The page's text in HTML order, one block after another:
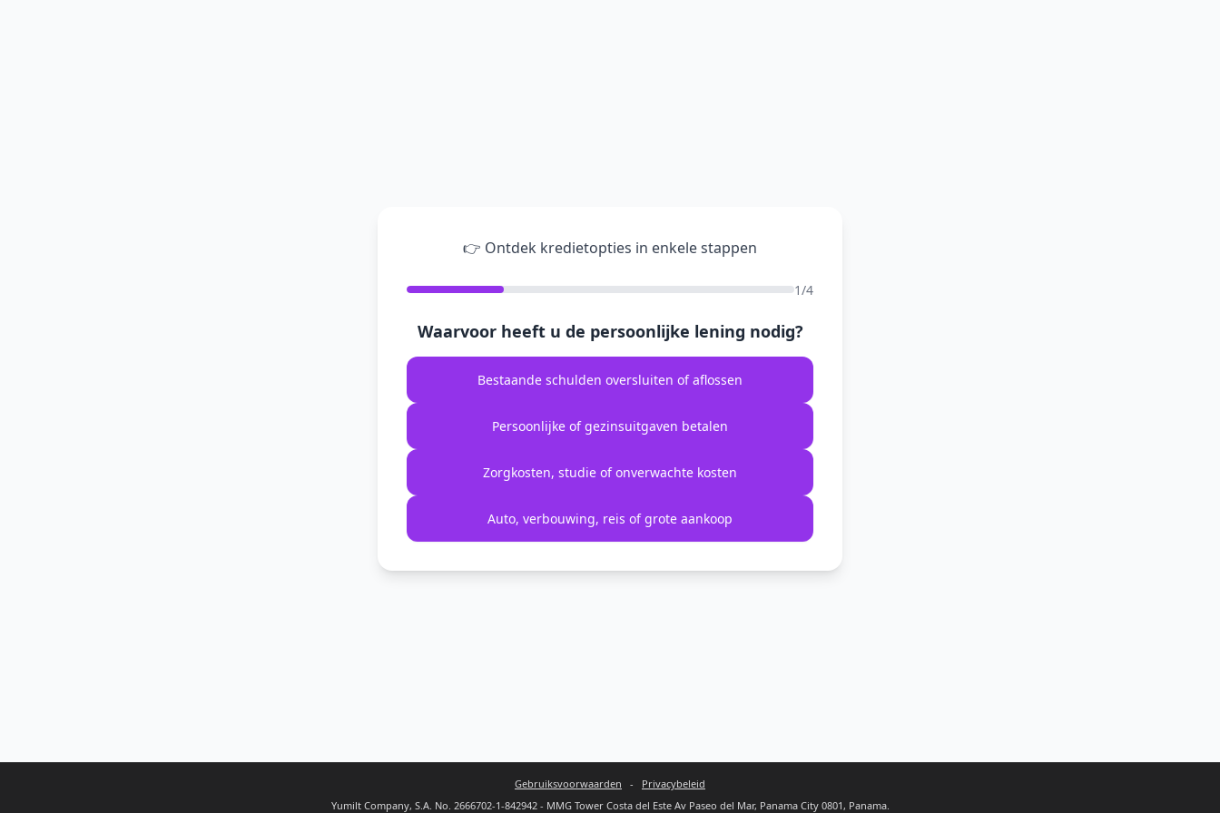
👉 Ontdek kredietopties in enkele stappen
1/4
Waarvoor heeft u de persoonlijke lening nodig?
Bestaande schulden oversluiten of aflossen
Persoonlijke of gezinsuitgaven betalen
Zorgkosten, studie of onverwachte kosten
Auto, verbouwing, reis of grote aankoop
Gebruiksvoorwaarden - Privacybeleid
Yumilt Company, S.A. No. 2666702-1-842942 - MMG Tower Costa del Este Av Paseo del Mar, Panama City 0801, Panama.